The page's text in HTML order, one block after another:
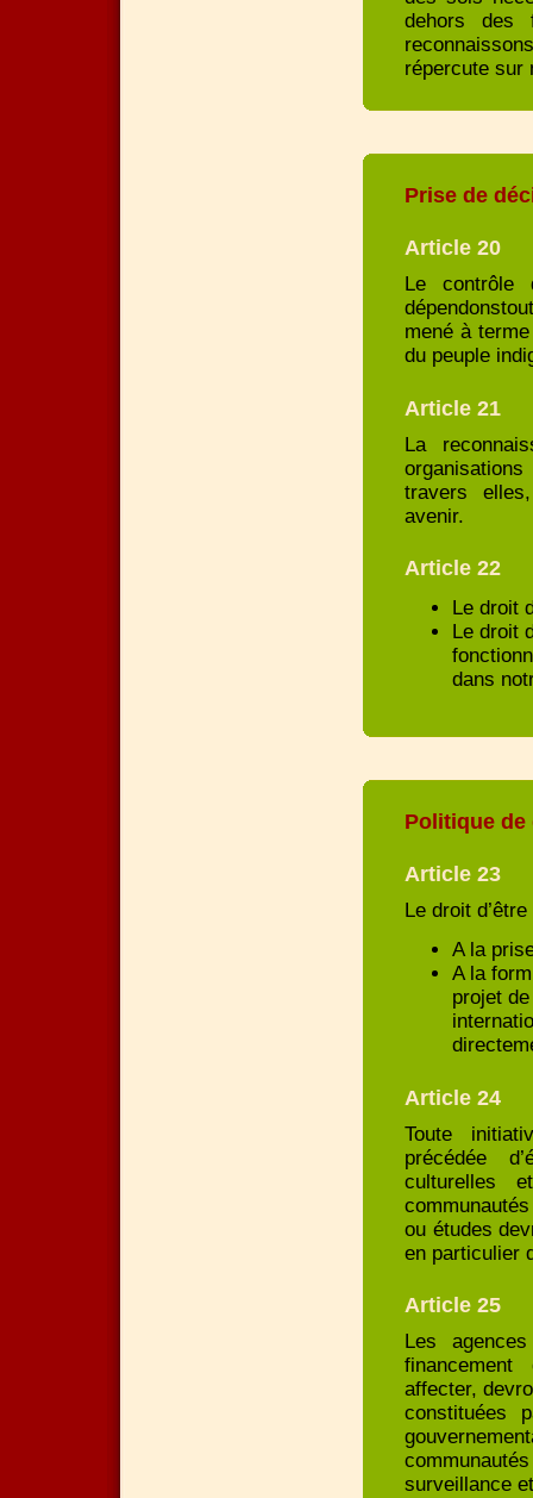
dehors des
répercute sur
Prise de
Article 20
Le contrôle
mené à
du peuple
Article 21
La
travers
avenir.
Article 22
Le droit
Le droit
dans
Politique de
Article 23
Le droit
A la
A la
projet
Article 24
Toute
précédée
culturelles
ou études
en particulier
Article 25
Les
affecter,
constituées
surveillance